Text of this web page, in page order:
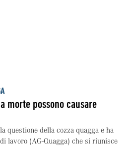
morte possono causare
questione della cozza quagga e ha
lavoro (AG-Quagga) che si riunisce